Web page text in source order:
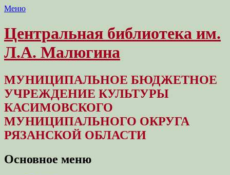
Меню
Центральная библиотека им.
Л.А. Малюгина
МУНИЦИПАЛЬНОЕ БЮДЖЕТНОЕ
УЧРЕЖДЕНИЕ КУЛЬТУРЫ
КАСИМОВСКОГО
МУНИЦИПАЛЬНОГО ОКРУГА
РЯЗАНСКОЙ ОБЛАСТИ
Основное меню